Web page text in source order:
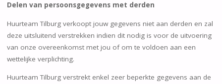
Delen van persoonsgegevens met derden
Huurteam Tilburg verkoopt jouw gegevens niet aan derden en zal
deze uitsluitend verstrekken indien dit nodig is voor de uitvoering
van onze overeenkomst met jou of om te voldoen aan een
wettelijke verplichting.
Huurteam Tilburg verstrekt enkel zeer beperkte gegevens aan de